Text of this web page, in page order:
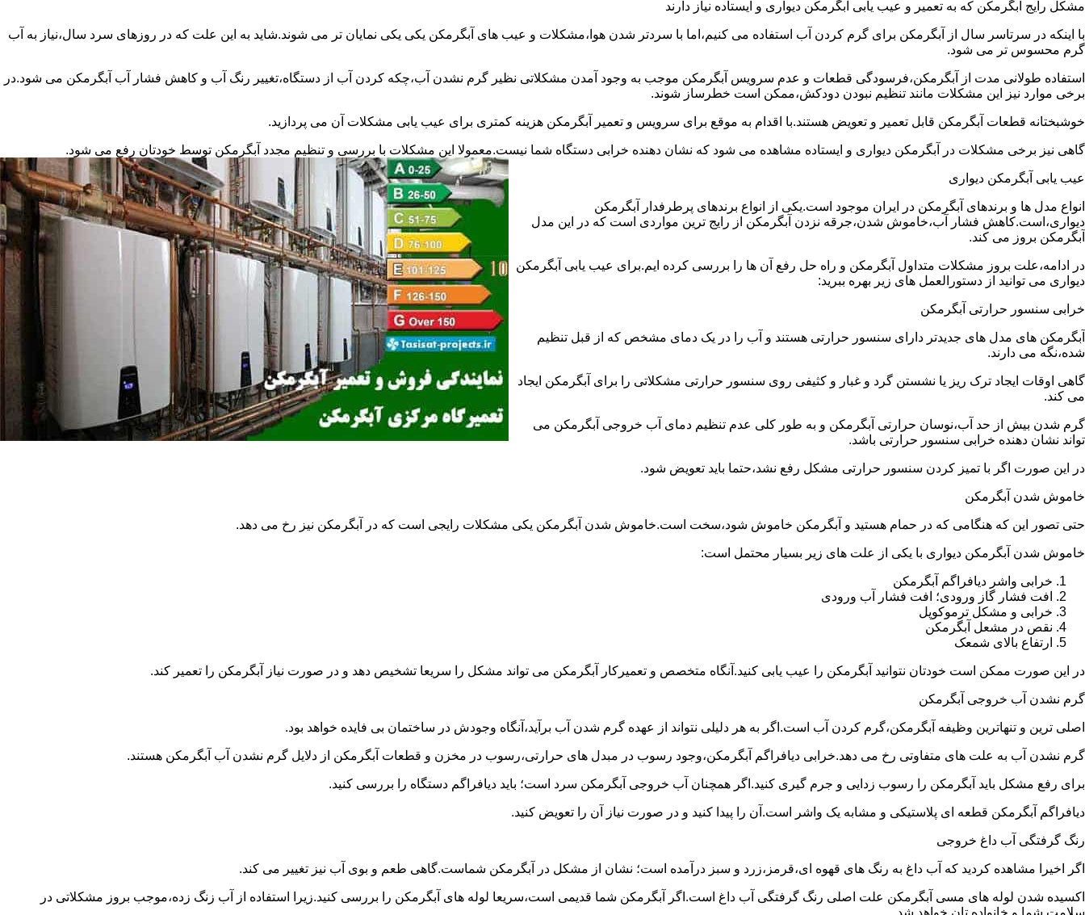
مشکل رایج آبگرمکن که به تعمیر و عیب یابی آبگرمکن دیواری و ایستاده نیاز دارند
با اینکه در سرتاسر سال از آبگرمکن برای گرم کردن آب استفاده می کنیم،اما با سردتر شدن هوا،مشکلات و عیب های آبگرمکن یکی یکی نمایان تر می شوند.شاید به این علت که در روزهای سرد سال،نیاز به آب
گرم محسوس تر می شود.
استفاده طولانی مدت از آبگرمکن،فرسودگی قطعات و عدم سرویس آبگرمکن موجب به وجود آمدن مشکلاتی نظیر گرم نشدن آب،چکه کردن آب از دستگاه،تغییر رنگ آب و کاهش فشار آب آبگرمکن می شود.در
برخی موارد نیز این مشکلات مانند تنظیم نبودن دودکش،ممکن است خطرساز شوند.
خوشبختانه قطعات آبگرمکن قابل تعمیر و تعویض هستند.با اقدام به موقع برای سرویس و تعمیر آبگرمکن هزینه کمتری برای عیب یابی مشکلات آن می پردازید.
گاهی نیز برخی مشکلات در آبگرمکن دیواری و ایستاده مشاهده می شود که نشان دهنده خرابی دستگاه شما نیست.معمولا این مشکلات با بررسی و تنظیم مجدد آبگرمکن توسط خودتان رفع می شود.
عیب یابی آبگرمکن دیواری
انواع مدل ها و برندهای آبگرمکن در ایران موجود است.یکی از انواع برندهای پرطرفدار آبگرمکن
دیواری،است.کاهش فشار آب،خاموش شدن،جرقه نزدن آبگرمکن از رایج ترین مواردی است که در این مدل
آبگرمکن بروز می کند.
در ادامه،علت بروز مشکلات متداول آبگرمکن و راه حل رفع آن ها را بررسی کرده ایم.برای عیب یابی آبگرمکن
دیواری می توانید از دستورالعمل های زیر بهره ببرید:
خرابی سنسور حرارتی آبگرمکن
آبگرمکن های مدل های جدیدتر دارای سنسور حرارتی هستند و آب را در یک دمای مشخص که از قبل تنظیم
شده،نگه می دارند.
گاهی اوقات ایجاد ترک ریز یا نشستن گرد و غبار و کثیفی روی سنسور حرارتی مشکلاتی را برای آبگرمکن ایجاد
می کند.
گرم شدن بیش از حد آب،نوسان حرارتی آبگرمکن و به طور کلی عدم تنظیم دمای آب خروجی آبگرمکن می
تواند نشان دهنده خرابی سنسور حرارتی باشد.
در این صورت اگر با تمیز کردن سنسور حرارتی مشکل رفع نشد،حتما باید تعویض شود.
خاموش شدن آبگرمکن
حتی تصور این که هنگامی که در حمام هستید و آبگرمکن خاموش شود،سخت است.خاموش شدن آبگرمکن یکی مشکلات رایجی است که در آبگرمکن نیز رخ می دهد.
خاموش شدن آبگرمکن دیواری با یکی از علت های زیر بسیار محتمل است:
خرابی واشر دیافراگم آبگرمکن
افت فشار گاز ورودی؛ افت فشار آب ورودی
خرابی و مشکل ترموکوپل
نقص در مشعل آبگرمکن
ارتفاع بالای شمعک
در این صورت ممکن است خودتان نتوانید آبگرمکن را عیب یابی کنید.آنگاه متخصص و تعمیرکار آبگرمکن می تواند مشکل را سریعا تشخیص دهد و در صورت نیاز آبگرمکن را تعمیر کند.
گرم نشدن آب خروجی آبگرمکن
اصلی ترین و تنهاترین وظیفه آبگرمکن،گرم کردن آب است.اگر به هر دلیلی نتواند از عهده گرم شدن آب برآید،آنگاه وجودش در ساختمان بی فایده خواهد بود.
گرم نشدن آب به علت های متفاوتی رخ می دهد.خرابی دیافراگم آبگرمکن،وجود رسوب در مبدل های حرارتی،رسوب در مخزن و قطعات آبگرمکن از دلایل گرم نشدن آب آبگرمکن هستند.
برای رفع مشکل باید آبگرمکن را رسوب زدایی و جرم گیری کنید.اگر همچنان آب خروجی آبگرمکن سرد است؛ باید دیافراگم دستگاه را بررسی کنید.
دیافراگم آبگرمکن قطعه ای پلاستیکی و مشابه یک واشر است.آن را پیدا کنید و در صورت نیاز آن را تعویض کنید.
رنگ گرفتگی آب داغ خروجی
اگر اخیرا مشاهده کردید که آب داغ به رنگ های قهوه ای،قرمز،زرد و سبز درآمده است؛ نشان از مشکل در آبگرمکن شماست.گاهی طعم و بوی آب نیز تغییر می کند.
اکسیده شدن لوله های مسی آبگرمکن علت اصلی رنگ گرفتگی آب داغ است.اگر آبگرمکن شما قدیمی است،سریعا لوله های آبگرمکن را بررسی کنید.زیرا استفاده از آب زنگ زده،موجب بروز مشکلاتی در
سلامت شما و خانواده تان خواهد شد.